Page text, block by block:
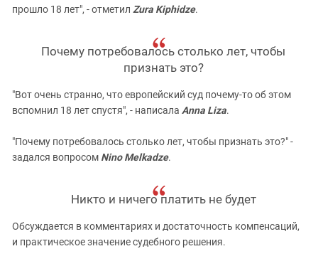
прошло 18 лет", - отметил Zura Kiphidze.
Почему потребовалось столько лет, чтобы
признать это?
"Вот очень странно, что европейский суд почему-то об этом
вспомнил 18 лет спустя", - написала Anna Liza.
"Почему потребовалось столько лет, чтобы признать это?" -
задался вопросом Nino Melkadze.
Никто и ничего платить не будет
Обсуждается в комментариях и достаточность компенсаций,
и практическое значение судебного решения.